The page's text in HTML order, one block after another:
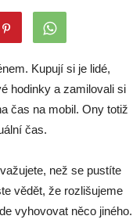
Kupují si je lidé,
hodinky a zamilovali si
čas na mobil. Ony totiž
čas.
než se pustíte
vědět, že rozlišujeme
vyhovovat něco jiného.